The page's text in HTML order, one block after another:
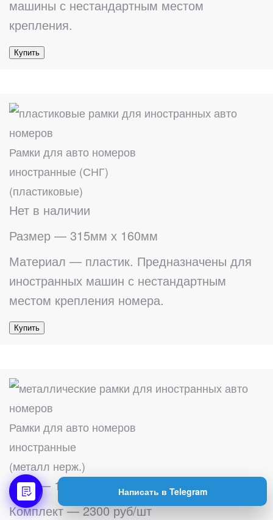
Написать в Telegram
машины с нестандартным местом
крепления.
Купить
Рамки для авто номеров
иностранные (СНГ)
(пластиковые)
Нет в наличии
Размер — 315мм х 160мм
Материал — пластик. Предназначены для
иностранных машин с нестандартным
местом крепления номера.
Купить
Рамки для авто номеров
иностранные
(металл нерж.)
1 шт — 1200 руб/шт
Комплект — 2300 руб/шт